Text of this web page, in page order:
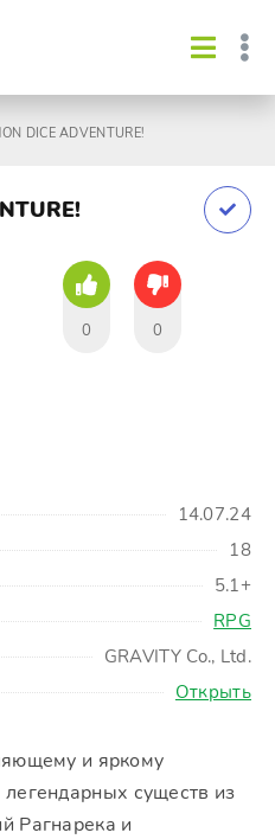
DICE ADVENTURE!
14.07.24
18
5.1+
RPG
GRAVITY Co., Ltd.
Открыть
0 0
и яркому
существ из
Рагнарека и